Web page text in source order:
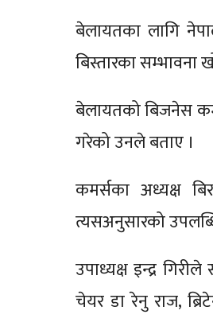
बेलायतका लागि
बिस्तारका सम्भावना
बेलायतको बिजनेस
गरेको उनले बताए ।
कमर्सका अध्यक्ष
त्यसअनुसारको
उपाध्यक्ष इन्द्र
चेयर डा रेनु राज,